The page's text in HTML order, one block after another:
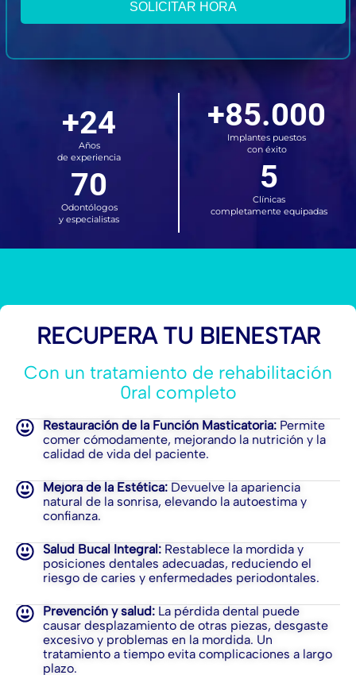
+24
Años
de experiencia
+85.000
Implantes puestos
con éxito
70
Odontólogos
y especialistas
5
Clínicas
completamente equipadas
RECUPERA TU BIENESTAR
Con un tratamiento de rehabilitación
0ral completo
Restauración de la Función Masticatoria:Permite
comer cómodamente, mejorando la nutrición y la
calidad de vida del paciente.
Mejora de la Estética: Devuelve la apariencia
natural de la sonrisa, elevando la autoestima y
confianza.
Salud Bucal Integral:Restablece la mordida y
posiciones dentales adecuadas, reduciendo el
riesgo de caries y enfermedades periodontales.
Prevención y salud:La pérdida dental puede
causar desplazamiento de otras piezas, desgaste
excesivo y problemas en la mordida. Un
tratamiento a tiempo evita complicaciones a largo
plazo.